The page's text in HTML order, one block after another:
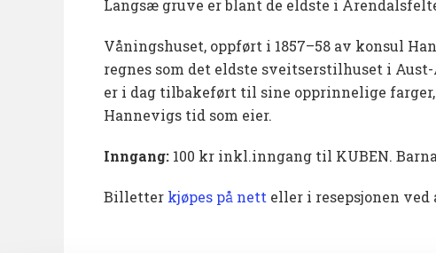
Langsæ gruve er blant de eldste i
Våningshuset, oppført i 1857–58 av konsul
regnes som det eldste sveitserstilhuset i
er i dag tilbakeført til sine opprinnelige
Hannevigs tid som eier.
Inngang: 100 kr inkl.inngang til KUBEN.
Billetter kjøpes på nett eller i resepsjonen ved